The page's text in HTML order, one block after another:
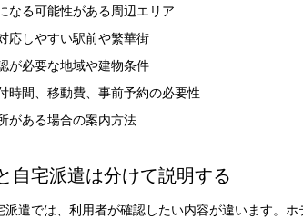
なる可能性がある周辺エリア
応しやすい駅前や繁華街
が必要な地域や建物条件
時間、移動費、事前予約の必要性
がある場合の案内方法
自宅派遣は分けて説明する
派遣では、利用者が確認したい内容が違います。